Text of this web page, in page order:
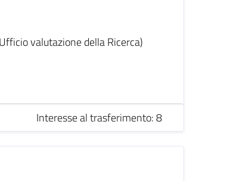
valutazione della Ricerca)
Interesse al trasferimento: 8